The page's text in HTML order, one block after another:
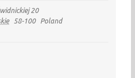
20
58-100
Poland